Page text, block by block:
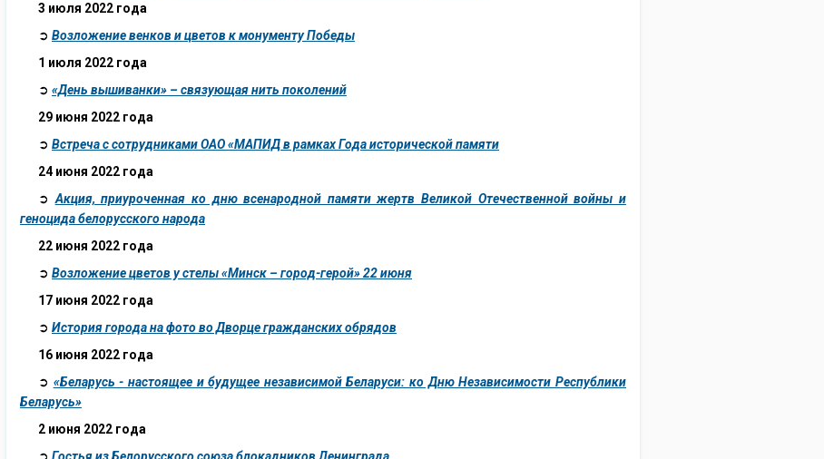
3 июля 2022 года
➲ Возложение венков и цветов к монументу Победы
1 июля 2022 года
➲ «День вышиванки» – связующая нить поколений
29 июня 2022 года
➲ Встреча с сотрудниками ОАО «МАПИД в рамках Года исторической памяти
24 июня 2022 года
➲ Акция, приуроченная ко дню всенародной памяти жертв Великой Отечественной войны и
геноцида белорусского народа
22 июня 2022 года
➲ Возложение цветов у стелы «Минск – город-герой» 22 июня
17 июня 2022 года
➲ История города на фото во Дворце гражданских обрядов
16 июня 2022 года
➲ «Беларусь - настоящее и будущее независимой Беларуси: ко Дню Независимости Республики
Беларусь»
2 июня 2022 года